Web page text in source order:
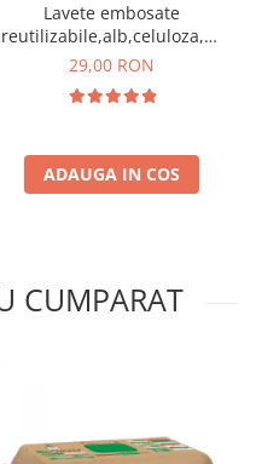
Lavete embosate
reutilizabile,alb,celuloza,30
x 20 cm,rola 75 bucati
29,00 RON
ADAUGA IN COS
CUMPARAT